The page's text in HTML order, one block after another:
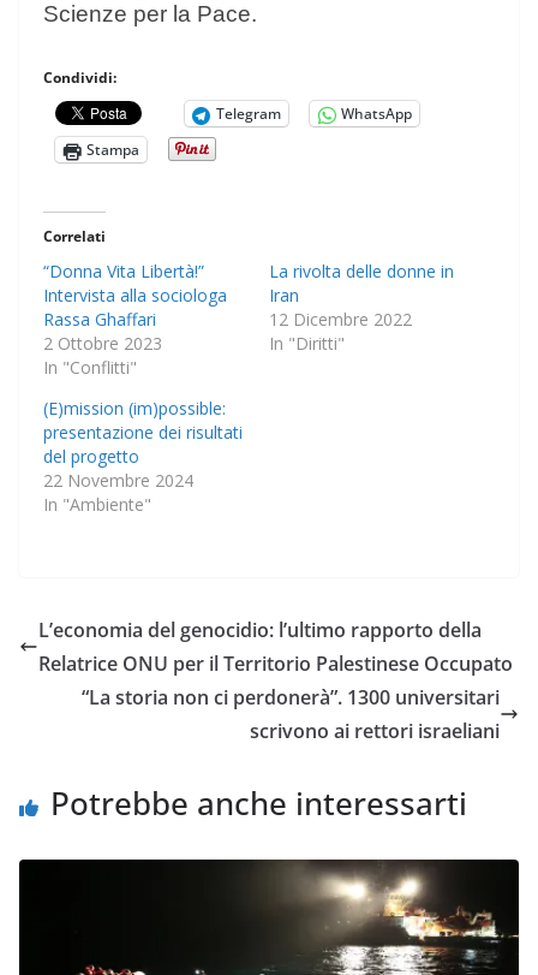
Scienze per la Pace.
Condividi:
Telegram
WhatsApp
Stampa
Correlati
“Donna Vita Libertà!”
Intervista alla sociologa
Rassa Ghaffari
2 Ottobre 2023
In "Conflitti"
La rivolta delle donne in
Iran
12 Dicembre 2022
In "Diritti"
(E)mission (im)possible:
presentazione dei risultati
del progetto
22 Novembre 2024
In "Ambiente"
L’economia del genocidio: l’ultimo rapporto della
Relatrice ONU per il Territorio Palestinese Occupato
“La storia non ci perdonerà”. 1300 universitari
scrivono ai rettori israeliani
Potrebbe anche interessarti